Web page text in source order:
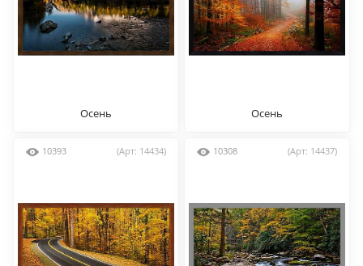
Осень Осень
10393 (Арт: 14434) 10308 (Арт: 14437)